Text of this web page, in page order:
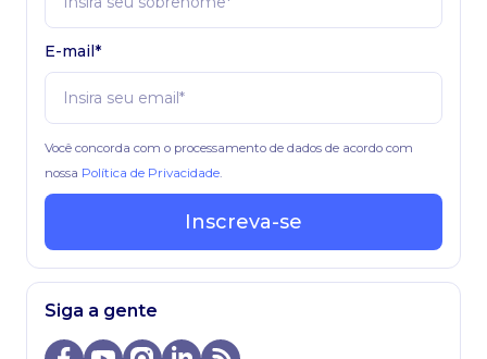
E-mail*
Você concorda com o processamento de dados de acordo com
nossa Política de Privacidade.
Inscreva-se
Siga a gente